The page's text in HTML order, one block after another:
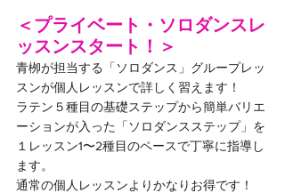
＜プライベート・ソロダンスレ
ッスンスタート！＞
青栁が担当する「ソロダンス」グループレッ
スンが個人レッスンで詳しく習えます！
ラテン５種目の基礎ステップから簡単バリエ
ーションが入った「ソロダンスステップ」を
１レッスン1〜2種目のペースで丁寧に指導し
ます。
通常の個人レッスンよりかなりお得です！